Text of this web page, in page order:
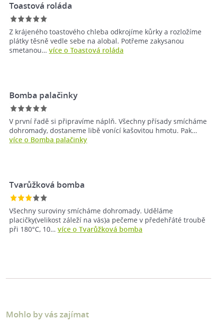
Toastová roláda
Z krájeného toastového chleba odkrojíme kůrky a rozložíme
plátky těsně vedle sebe na alobal. Potřeme zakysanou
smetanou… více o Toastová roláda
Bomba palačinky
V první řadě si připravíme náplň. Všechny přísady smícháme
dohromady, dostaneme libě vonící kašovitou hmotu. Pak…
více o Bomba palačinky
Tvarůžková bomba
Všechny suroviny smícháme dohromady. Uděláme
placičky(velikost záleží na vás)a pečeme v předehřáté troubě
při 180°C, 10… více o Tvarůžková bomba
Mohlo by vás zajímat